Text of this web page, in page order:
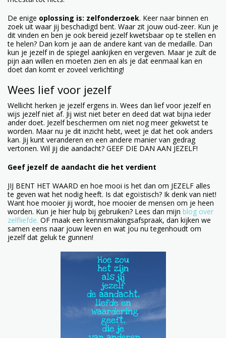
De enige oplossing is: zelfonderzoek. Keer naar binnen en
zoek uit waar jij beschadigd bent. Waar zit jouw oud-zeer. Kun je
dit vinden en ben je ook bereid jezelf kwetsbaar op te stellen en
te helen? Dan kom je aan de andere kant van de medaille. Dan
kun je jezelf in de spiegel aankijken en vergeven. Maar je zult de
pijn aan willen en moeten zien en als je dat eenmaal kan en
doet dan komt er zoveel verlichting!
Wees lief voor jezelf
Wellicht herken je jezelf ergens in. Wees dan lief voor jezelf en
wijs jezelf niet af. Jij wist niet beter en deed dat wat bijna ieder
ander doet. Jezelf beschermen om niet nog meer gekwetst te
worden. Maar nu je dit inzicht hebt, weet je dat het ook anders
kan. Jij kunt veranderen en een andere manier van gedrag
vertonen. Wil jij die aandacht? GEEF DIE DAN AAN JEZELF!
Geef jezelf de aandacht die het verdient
JIJ BENT HET WAARD en hoe mooi is het dan om JEZELF alles
te geven wat het nodig heeft. Is dat egoïstisch? Ik denk van niet!
Want hoe mooier jij wordt, hoe mooier de mensen om je heen
worden. Kun je hier hulp bij gebruiken? Lees dan mijn blog over
zelfliefde. OF maak een kennismakingsafspraak, dan kijken we
samen eens naar jouw leven en wat jou nu tegenhoudt om
jezelf dat geluk te gunnen!